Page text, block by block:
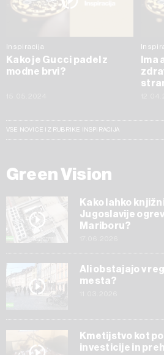
Inspiracija
Kako je Gucci padel z
modne brvi?
Ima
VSE NOVICE IZ RUBRIKE INSPIRACIJA
Green Vision
Kako lahko
Jugoslavije
Mariboru?
Ali obstajajo v
mesta?
Kmetijstvo kot
investicije in